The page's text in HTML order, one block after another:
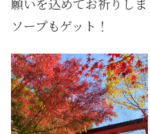
ソープもゲット！